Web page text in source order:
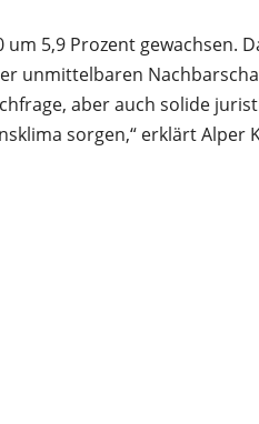
5,9 Prozent gewachsen.
unmittelbaren
aber auch solide
sorgen,“ erklärt